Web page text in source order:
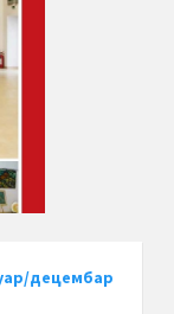
децембар